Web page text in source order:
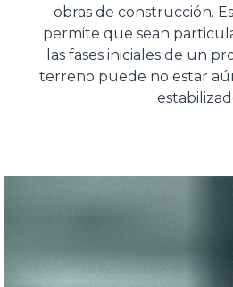
obras de construcción.
permite que sean
las fases iniciales de un
terreno puede no estar